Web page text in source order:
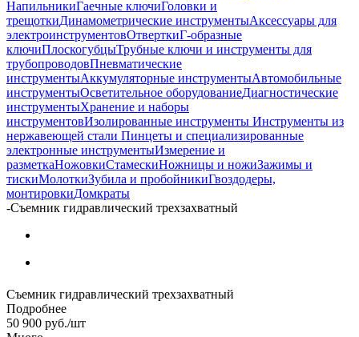
НапильникиГаечные ключиГоловки и
трещоткиДинамометрические инструментыАксессуары для
электроинструментовОтверткиГ-образные
ключиПлоскогубцыТрубные ключи и инструменты для
трубопроводовПневматические
инструментыАккумуляторные инструментыАвтомобильные
инструментыОсветительное оборудованиеДиагностические
инструментыХранение и наборы
инструментовИзолированные инструменты Инструменты из
нержавеющей стали Пинцеты и специализированные
электронные инструментыИзмерение и
разметкаНожовкиСтамескиНожницы и ножиЗажимы и
тискиМолоткиЗубила и пробойникиГвоздодеры,
монтировкиДомкраты
-Съемник гидравлический трехзахватный
Съемник гидравлический трехзахватный
Подробнее
50 900 руб./шт